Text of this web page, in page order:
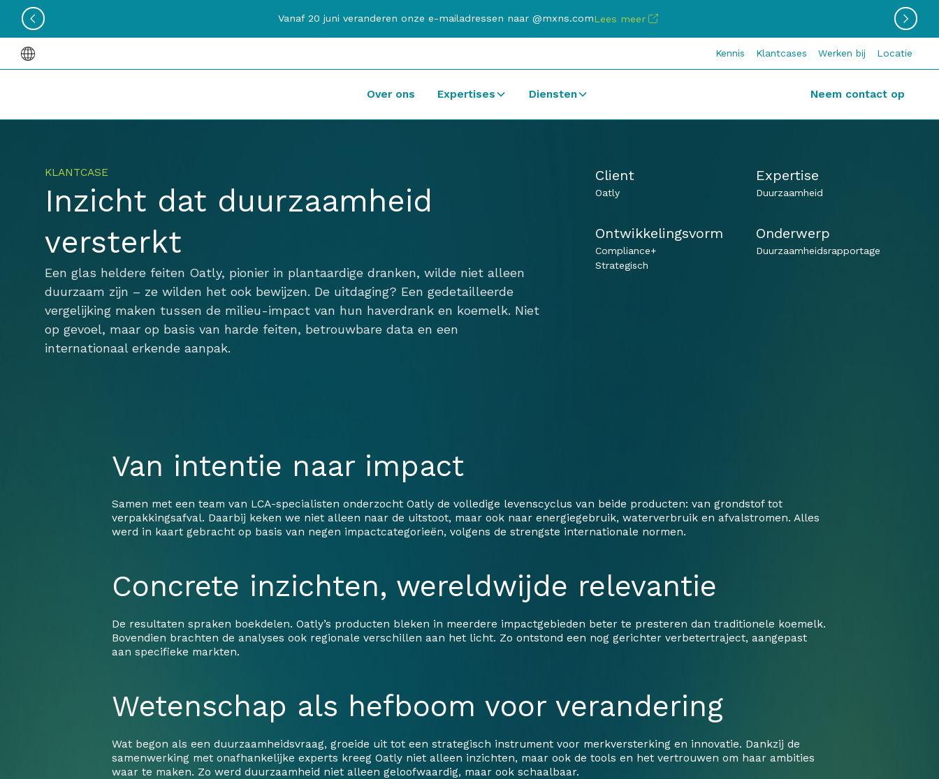
Vanaf 20 juni veranderen onze e-mailadressen naar @mxns.comLees meer
Kennis Klantcases Werken bij Locatie
Over ons Expertises Diensten Neem contact op
KLANTCASE
Inzicht dat duurzaamheid
versterkt
Een glas heldere feiten Oatly, pionier in plantaardige dranken, wilde niet alleen
duurzaam zijn – ze wilden het ook bewijzen. De uitdaging? Een gedetailleerde
vergelijking maken tussen de milieu-impact van hun haverdrank en koemelk. Niet
op gevoel, maar op basis van harde feiten, betrouwbare data en een
internationaal erkende aanpak.
Client
Oatly
Expertise
Duurzaamheid
Ontwikkelingsvorm
Compliance+
Strategisch
Onderwerp
Duurzaamheidsrapportage
Van intentie naar impact
Samen met een team van LCA-specialisten onderzocht Oatly de volledige levenscyclus van beide producten: van grondstof tot
verpakkingsafval. Daarbij keken we niet alleen naar de uitstoot, maar ook naar energiegebruik, waterverbruik en afvalstromen. Alles
werd in kaart gebracht op basis van negen impactcategorieën, volgens de strengste internationale normen.
Concrete inzichten, wereldwijde relevantie
De resultaten spraken boekdelen. Oatly’s producten bleken in meerdere impactgebieden beter te presteren dan traditionele koemelk.
Bovendien brachten de analyses ook regionale verschillen aan het licht. Zo ontstond een nog gerichter verbetertraject, aangepast
aan specifieke markten.
Wetenschap als hefboom voor verandering
Wat begon als een duurzaamheidsvraag, groeide uit tot een strategisch instrument voor merkversterking en innovatie. Dankzij de
samenwerking met onafhankelijke experts kreeg Oatly niet alleen inzichten, maar ook de tools en het vertrouwen om haar ambities
waar te maken. Zo werd duurzaamheid niet alleen geloofwaardig, maar ook schaalbaar.